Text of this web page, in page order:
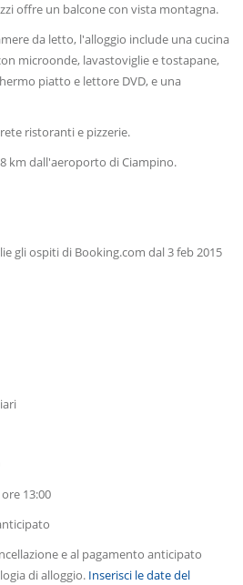
offre un balcone con vista montagna.
da letto, l'alloggio include una cucina
microonde, lavastoviglie e tostapane,
piatto e lettore DVD, e una
ristoranti e pizzerie.
km dall'aeroporto di Ciampino.
gli ospiti di Booking.com dal 3 feb 2015
13:00
e al pagamento anticipato
di alloggio. Inserisci le date del